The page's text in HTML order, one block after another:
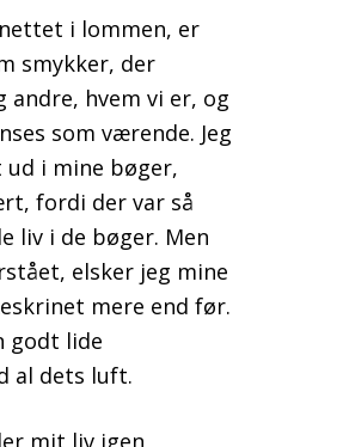
i lommen, er
smykker, der
hvem vi er, og
som værende. Jeg
i mine bøger,
fordi der var så
liv i de bøger. Men
elsker jeg mine
mere end før.
godt lide
al dets luft.